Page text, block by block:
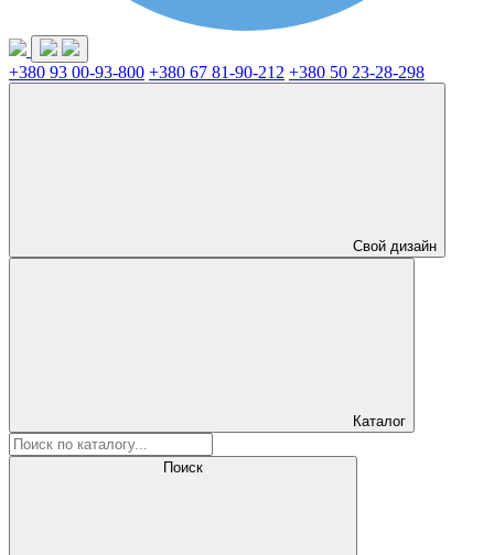
+380 93 00-93-800 +380 67 81-90-212 +380 50 23-28-298
Свой дизайн
Каталог
Поиск